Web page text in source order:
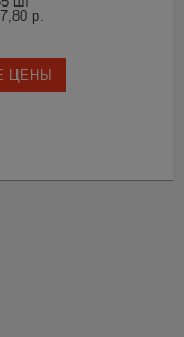
р.
ЦЕНЫ